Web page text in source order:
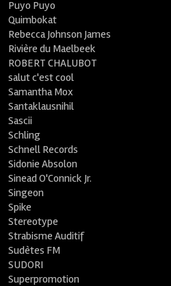
Puyo Puyo
Quimbokat
Rebecca Johnson James
Rivière du Maelbeek
ROBERT CHALUBOT
salut c'est cool
Samantha Mox
Santaklausnihil
Sascii
Schling
Schnell Records
Sidonie Absolon
Sinead O'Connick Jr.
Singeon
Spike
Stereotype
Strabisme Auditif
Sudètes FM
SUDORI
Superpromotion